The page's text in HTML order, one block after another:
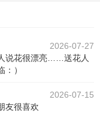
2026-07-27
说花很漂亮……送花人
）
2026-07-15
友很喜欢